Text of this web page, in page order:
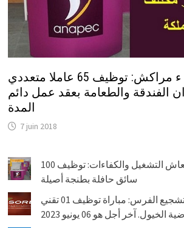
وظائف أنابيك ء مراكش: توظيف 65 عاملا متعددي
الفندقة والطعامة بعقد عمل دائم
المدة
7 juin 2018
الوكالة الوطنية لإنعاش التشغيل والكفاءات: توظيف 100
سائق حافلة بطنجة أصيلة
الشركة الملكية لتشجيع الفرس: مباراة توظيف 01 تقني
آخر أجل هو 06 يونيو 2023